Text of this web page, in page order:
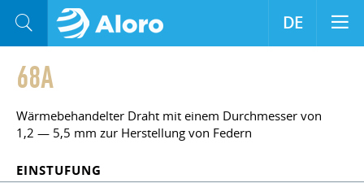
68A
Wärmebehandelter Draht mit einem Durchmesser von
1,2 — 5,5 mm zur Herstellung von Federn
EINSTUFUNG
DE